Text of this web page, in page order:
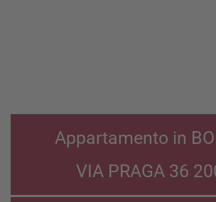
Appartamento in
VIA PRAGA 36